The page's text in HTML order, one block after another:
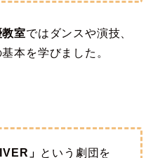
室ではダンスや演技、
本を学びました。
」 という劇団を